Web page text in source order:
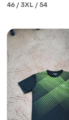
46 / 3XL / 54